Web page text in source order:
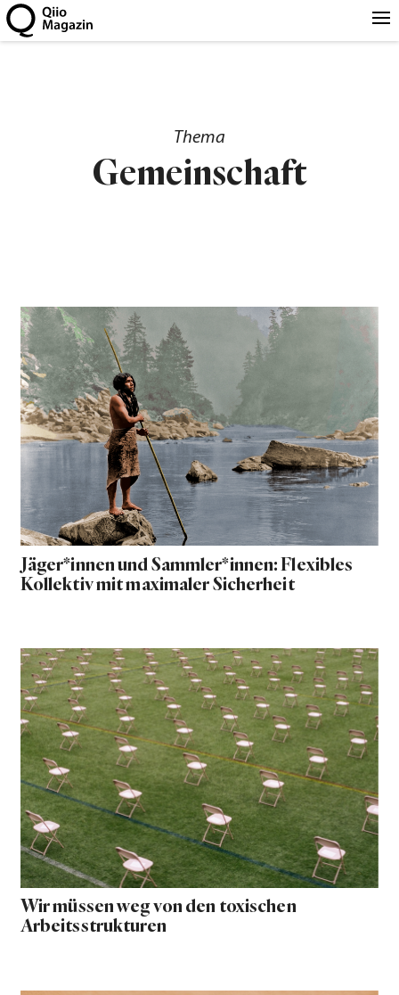
Thema
Gemeinschaft
Jäger*innen und Sammler*innen: Flexibles
Kollektiv mit maximaler Sicherheit
Wir müssen weg von den toxischen
Arbeitsstrukturen